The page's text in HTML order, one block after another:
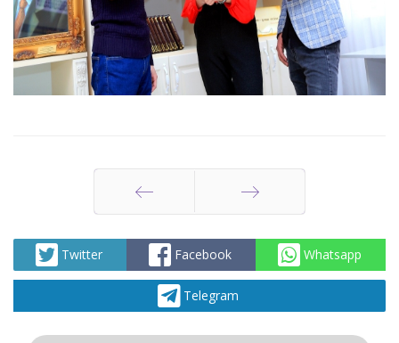
Назад Вперед
Twitter Facebook Whatsapp
Telegram